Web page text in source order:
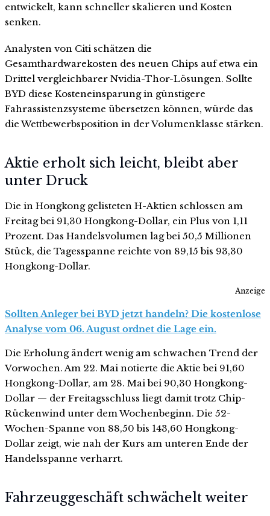
entwickelt, kann schneller skalieren und Kosten
senken.
Analysten von Citi schätzen die
Gesamthardwarekosten des neuen Chips auf etwa ein
Drittel vergleichbarer Nvidia-Thor-Lösungen. Sollte
BYD diese Kosteneinsparung in günstigere
Fahrassistenzsysteme übersetzen können, würde das
die Wettbewerbsposition in der Volumenklasse stärken.
Aktie erholt sich leicht, bleibt aber
unter Druck
Die in Hongkong gelisteten H-Aktien schlossen am
Freitag bei 91,30 Hongkong-Dollar, ein Plus von 1,11
Prozent. Das Handelsvolumen lag bei 50,5 Millionen
Stück, die Tagesspanne reichte von 89,15 bis 93,30
Hongkong-Dollar.
Anzeige
Sollten Anleger bei BYD jetzt handeln? Die kostenlose
Analyse vom 06. August ordnet die Lage ein.
Die Erholung ändert wenig am schwachen Trend der
Vorwochen. Am 22. Mai notierte die Aktie bei 91,60
Hongkong-Dollar, am 28. Mai bei 90,30 Hongkong-
Dollar — der Freitagsschluss liegt damit trotz Chip-
Rückenwind unter dem Wochenbeginn. Die 52-
Wochen-Spanne von 88,50 bis 143,60 Hongkong-
Dollar zeigt, wie nah der Kurs am unteren Ende der
Handelsspanne verharrt.
Fahrzeuggeschäft schwächelt weiter